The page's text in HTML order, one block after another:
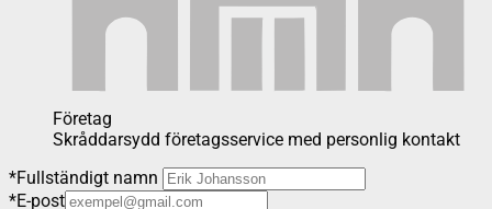
Företag
Skråddarsydd företagsservice med personlig kontakt
*Fullständigt namn
*E-post